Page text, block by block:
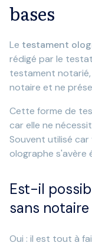
bases
Le testament
rédigé par le
testament
notaire et ne
Cette forme de
car elle ne
Souvent utilisé
olographe s'avère
Est-il
sans notaire
Oui : il est tout à